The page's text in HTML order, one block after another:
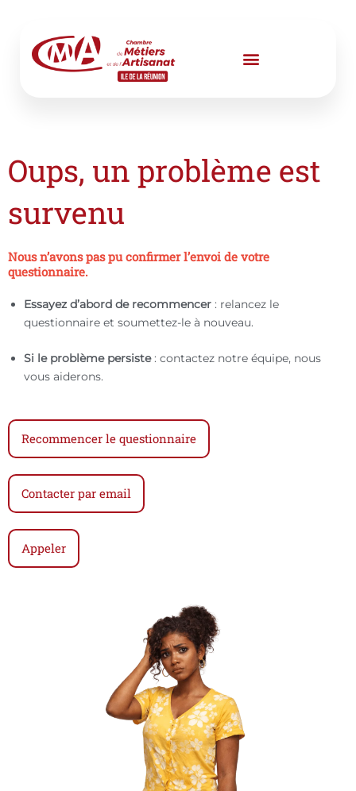
contenu
Oups, un problème est
survenu
Nous n’avons pas pu confirmer l’envoi de votre
questionnaire.
Essayez d’abord de recommencer : relancez le
questionnaire et soumettez-le à nouveau.
Si le problème persiste: contactez notre équipe, nous
vous aiderons.
Recommencer le questionnaire
Contacter par email
Appeler